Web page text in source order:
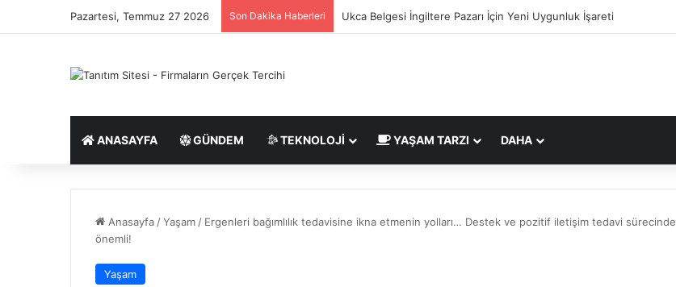
Pazartesi, Temmuz 27 2026 Son Dakika Haberleri Ukca Belgesi İngiltere Pazarı İçin Yeni Uygunluk İşareti
ANASAYFA GÜNDEM TEKNOLOJI YAŞAM TARZI DAHA
Anasayfa /Yaşam / Ergenleri bağımlılık tedavisine ikna etmenin yolları… Destek ve pozitif iletişim tedavi sürecinde
önemli!
Yaşam